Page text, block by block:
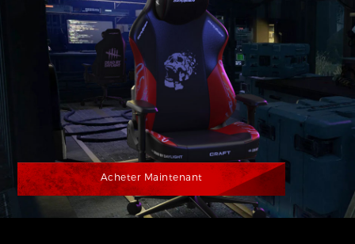
Acheter Maintenant